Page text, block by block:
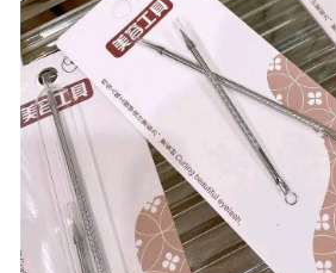
Mã giảm giá:
Ngày hết hạn:
Điều kiện: